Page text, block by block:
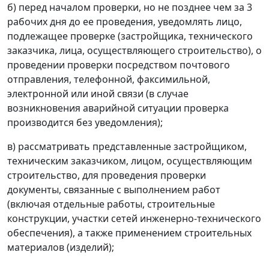
б) перед началом проверки, но не позднее чем за 3
рабочих дня до ее проведения, уведомлять лицо,
подлежащее проверке (застройщика, технического
заказчика, лица, осуществляющего строительство), о
проведении проверки посредством почтового
отправления, телефонной, факсимильной,
электронной или иной связи (в случае
возникновения аварийной ситуации проверка
производится без уведомления);
в) рассматривать представленные застройщиком,
техническим заказчиком, лицом, осуществляющим
строительство, для проведения проверки
документы, связанные с выполнением работ
(включая отдельные работы, строительные
конструкции, участки сетей инженерно-технического
обеспечения), а также применением строительных
материалов (изделий);